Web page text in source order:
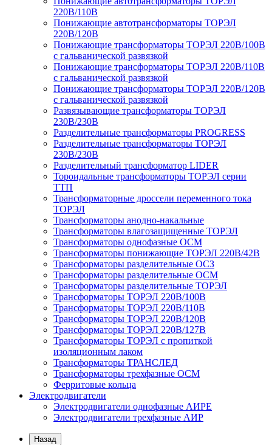
220В/110В
Понижающие автотрансформаторы ТОРЭЛ
220В/120В
Понижающие трансформаторы ТОРЭЛ 220В/100В
с гальванической развязкой
Понижающие трансформаторы ТОРЭЛ 220В/110В
с гальванической развязкой
Понижающие трансформаторы ТОРЭЛ 220В/120В
с гальванической развязкой
Развязывающие трансформаторы ТОРЭЛ
230В/230В
Разделительные трансформаторы PROGRESS
Разделительные трансформаторы ТОРЭЛ
230В/230В
Разделительный трансформатор LIDER
Тороидальные трансформаторы ТОРЭЛ серии
ТТП
Трансформаторные дроссели переменного тока
ТОРЭЛ
Трансформаторы анодно-накальные
Трансформаторы влагозащищенные ТОРЭЛ
Трансформаторы однофазные ОСМ
Трансформаторы понижающие ТОРЭЛ 220В/42В
Трансформаторы разделительные ОСЗ
Трансформаторы разделительные ОСМ
Трансформаторы разделительные ТОРЭЛ
Трансформаторы ТОРЭЛ 220В/100В
Трансформаторы ТОРЭЛ 220В/110В
Трансформаторы ТОРЭЛ 220В/120В
Трансформаторы ТОРЭЛ 220В/127В
Трансформаторы ТОРЭЛ с пропиткой
изоляционным лаком
Трансформаторы ТРАНСЛЕД
Трансформаторы трехфазные ОСМ
Ферритовые кольца
Электродвигатели
Электродвигатели однофазные АИРЕ
Электродвигатели трехфазные АИР
Назад